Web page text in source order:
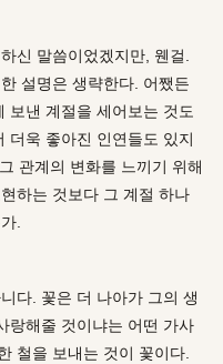
신 말씀이었겠지만, 웬걸.
설명은 생략한다. 어쨌든
보낸 계절을 세어보는 것도
더욱 좋아진 인연들도 있지
관계의 변화를 느끼기 위해
하는 것보다 그 계절 하나
.
다. 꽃은 더 나아가 그의 생
랑해줄 것이냐는 어떤 가사
철을 보내는 것이 꽃이다.